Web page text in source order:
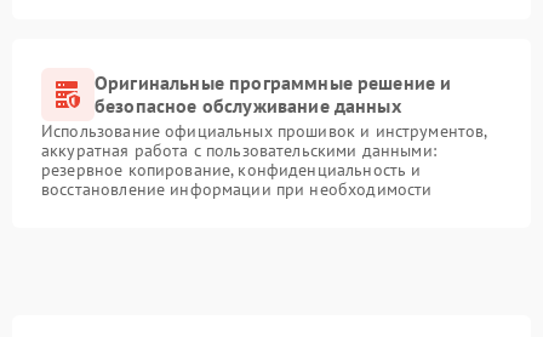
Оригинальные программные решение и
безопасное обслуживание данных
Использование официальных прошивок и инструментов,
аккуратная работа с пользовательскими данными:
резервное копирование, конфиденциальность и
восстановление информации при необходимости